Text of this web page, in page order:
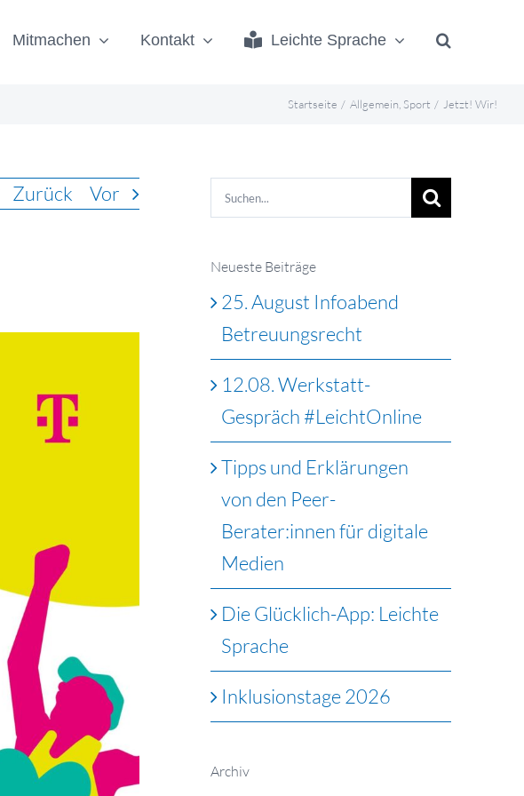
Mitmachen Kontakt Leichte Sprache
Startseite Allgemein Sport Jetzt! Wir!
Zurück Vor
Suche
nach:
Neueste Beiträge
25. August Infoabend
Betreuungsrecht
12.08. Werkstatt-
Gespräch #LeichtOnline
Tipps und Erklärungen
von den Peer-
Berater:innen für digitale
Medien
Die Glücklich-App: Leichte
Sprache
Inklusionstage 2026
Archiv